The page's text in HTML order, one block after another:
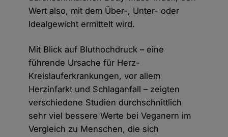
Wert also, mit dem Über-, Unter- oder
Idealgewicht ermittelt wird.
Mit Blick auf Bluthochdruck – eine
führende Ursache für Herz-
Kreislauferkrankungen, vor allem
Herzinfarkt und Schlaganfall – zeigten
verschiedene Studien durchschnittlich
sehr viel bessere Werte bei Veganern im
Vergleich zu Menschen, die sich